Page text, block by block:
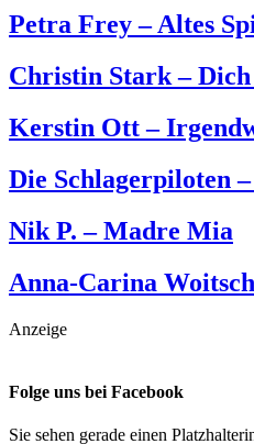
Petra Frey – Altes
Christin Stark –
Kerstin Ott –
Die Schlagerpiloten
Nik P. – Madre Mia
Anna-Carina
Anzeige
Folge uns bei Facebook
Sie sehen gerade einen